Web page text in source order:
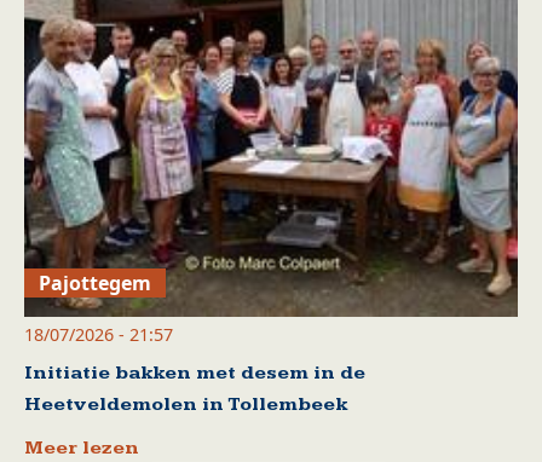
Pajottegem
18/07/2026 - 21:57
Initiatie bakken met desem in de
Heetveldemolen in Tollembeek
Meer lezen